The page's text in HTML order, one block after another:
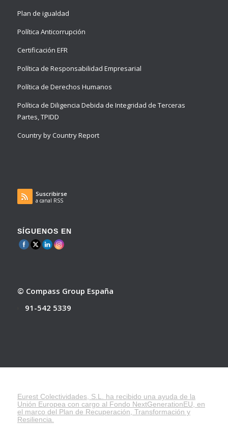
Plan de igualdad
Política Anticorrupción
Certificación EFR
Política de Responsabilidad Empresarial
Política de Derechos Humanos
Política de Diligencia Debida de Integridad de Terceras
Partes, TPIDD
Country by Country Report
Suscribirse
a canal RSS
SÍGUENOS EN
© Compass Group España
91-542 5339
Eurest Colectividades, S.L. ha recibido una ayuda de la
Unión Europea con cargo al Fondo NextGenerationEU, en
el marco del Plan de Recuperación, Transformación y
Resiliencia